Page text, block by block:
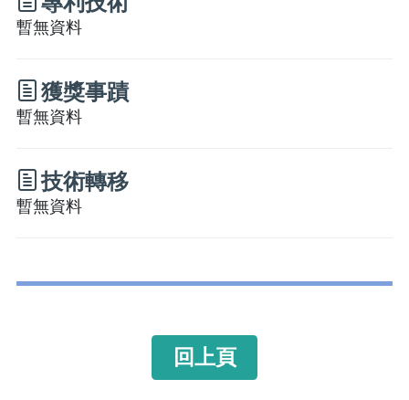
暫無資料
獲獎事蹟
暫無資料
技術轉移
暫無資料
回上頁